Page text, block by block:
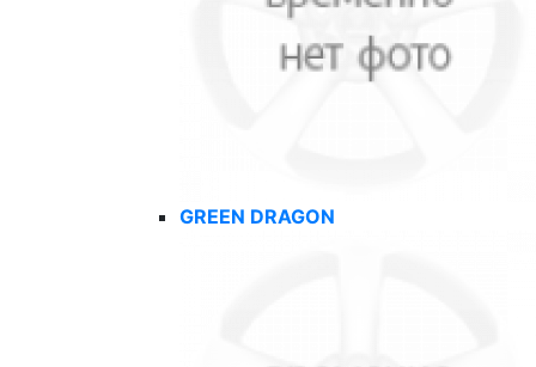
GREEN DRAGON